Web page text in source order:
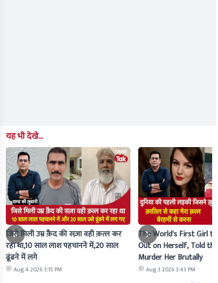
यह भी देखे...
जिसे मिली उम्र क़ैद की सज़ा वही क़त्ल कर
रहा था,10 साल लाश पहचानने में,20 साल
ढूंढने में लगे
Aug 4 2026 3:15 PM
The World's First Girl
Out on Herself, Told
Murder Her Brutally
Aug 3 2026 3:43 PM